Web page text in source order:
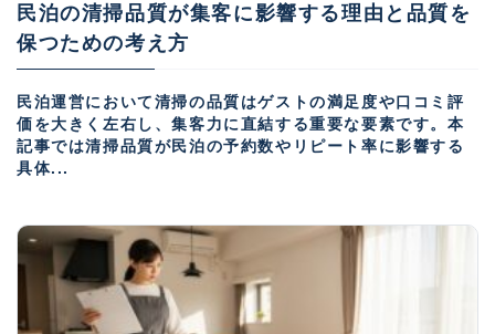
民泊の清掃品質が集客に影響する理由と品質を
保つための考え方
民泊運営において清掃の品質はゲストの満足度や口コミ評
価を大きく左右し、集客力に直結する重要な要素です。本
記事では清掃品質が民泊の予約数やリピート率に影響する
具体...